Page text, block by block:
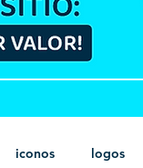
iconos logos